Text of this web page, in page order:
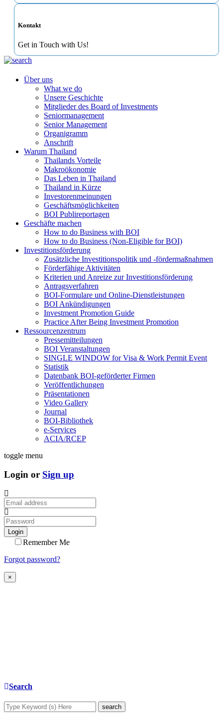
Kontakt
Get in Touch with Us!
Über uns
What we do
Unsere Geschichte
Mitglieder des Board of Investments
Seniormanagement
Senior Management
Organigramm
Anschrift
Warum Thailand
Thailands Vorteile
Makroökonomie
Das Leben in Thailand
Thailand in Kürze
Investorenmeinungen
Geschäftsmöglichkeiten
BOI Publireportagen
Geschäfte machen
How to do Business with BOI
How to do Business (Non-Eligible for BOI)
Investitionsförderung
Zusätzliche Investitionspolitik und -fördermaßnahmen
Förderfähige Aktivitäten
Kriterien und Anreize zur Investitionsförderung
Antragsverfahren
BOI-Formulare und Online-Dienstleistungen
BOI Ankündigungen
Investment Promotion Guide
Practice After Being Investment Promotion
Ressourcenzentrum
Pressemitteilungen
BOI Veranstaltungen
SINGLE WINDOW for Visa & Work Permit Event
Statistik
Datenbank BOI-geförderter Firmen
Veröffentlichungen
Präsentationen
Video Gallery
Journal
BOI-Bibliothek
e-Services
ACIA/RCEP
toggle menu
Login or Sign up
Login
Remember Me
Forgot password?
×
Search
search